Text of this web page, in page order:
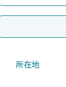
​所在地